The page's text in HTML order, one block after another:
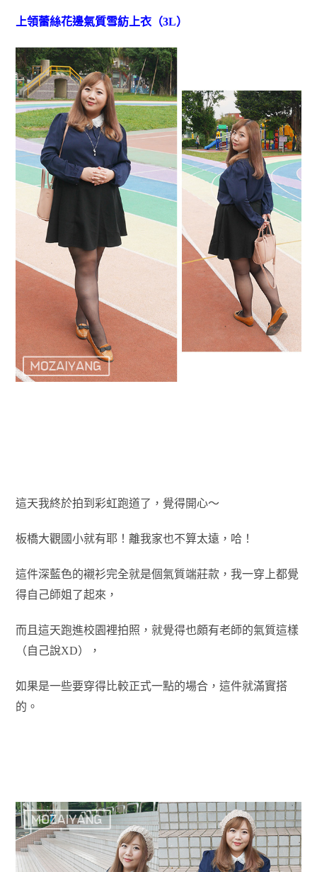
上領蕾絲花邊氣質雪紡上衣（3L）
這天我終於拍到彩虹跑道了，覺得開心～
板橋大觀國小就有耶！離我家也不算太遠，哈！
這件深藍色的襯衫完全就是個氣質端莊款， 我一穿上都覺
得自己師姐了起來，
而且這天跑進校園裡拍照，就覺得也頗有老師的氣質這樣
（自己說XD），
如果是一些要穿得比較正式一點的場合，這件就滿實搭
的。